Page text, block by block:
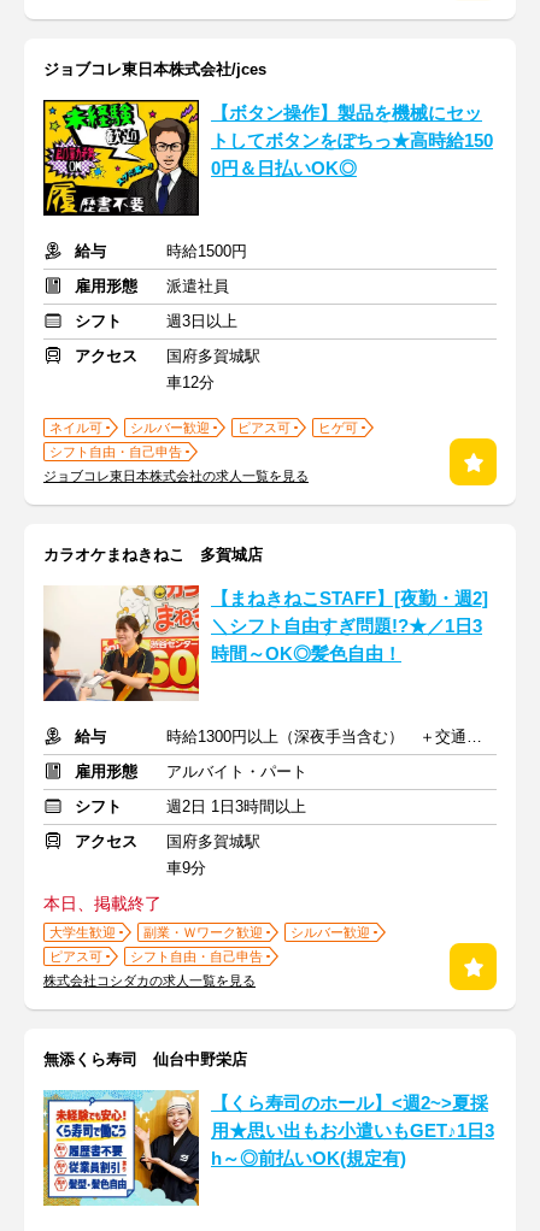
ジョブコレ東日本株式会社/jces
【ボタン操作】製品を機械にセッ
トしてボタンをぽちっ★高時給150
0円＆日払いOK◎
給与
時給1500円
雇用形態
派遣社員
シフト
週3日以上
アクセス
国府多賀城駅
車12分
ネイル可 シルバー歓迎 ピアス可
ヒゲ可
シフト自由・自己申告
ジョブコレ東日本株式会社の求人一覧を見る
カラオケまねきねこ 多賀城店
【まねきねこSTAFF】[夜勤・週2]
＼シフト自由すぎ問題!?★／1日3
時間～OK◎髪色自由！
給与
時給1300円以上（深夜手当含む） ＋交通費支給
雇用形態
アルバイト・パート
シフト
週2日 1日3時間以上
アクセス
国府多賀城駅
車9分
本日、掲載終了
大学生歓迎 副業・Ｗワーク歓迎
シルバー歓迎
ピアス可
シフト自由・自己申告
株式会社コシダカの求人一覧を見る
無添くら寿司 仙台中野栄店
【くら寿司のホール】<週2~>夏採
用★思い出もお小遣いもGET♪1日3
h～◎前払いOK(規定有)